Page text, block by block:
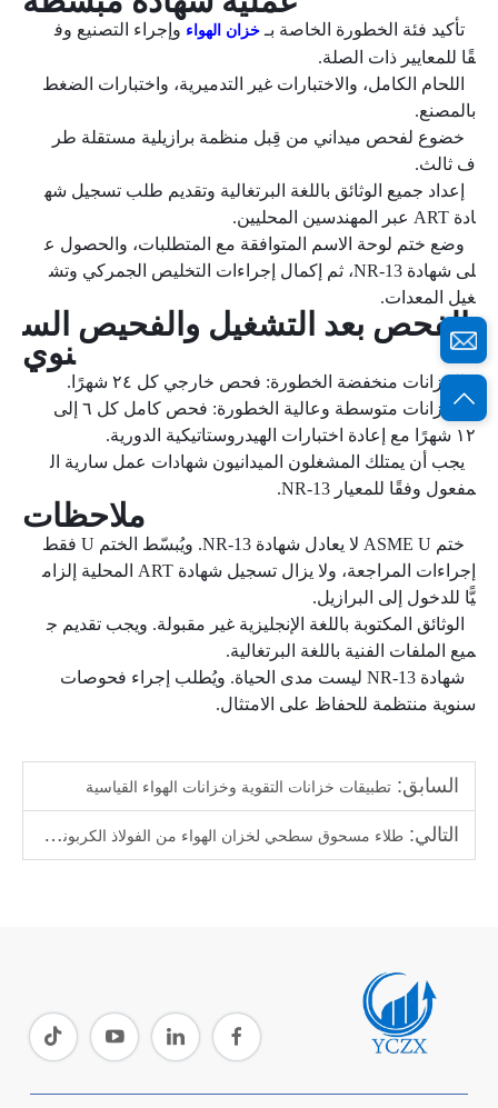
تأكيد فئة الخطورة الخاصة بـ خزان الهواء وإجراء التصنيع وف
قًا للمعايير ذات الصلة.
اللحام الكامل، والاختبارات غير التدميرية، واختبارات الضغط
بالمصنع.
خضوع لفحص ميداني من قِبل منظمة برازيلية مستقلة طر
ف ثالث.
إعداد جميع الوثائق باللغة البرتغالية وتقديم طلب تسجيل شه
ادة ART عبر المهندسين المحليين.
وضع ختم لوحة الاسم المتوافقة مع المتطلبات، والحصول ع
لى شهادة NR-13، ثم إكمال إجراءات التخليص الجمركي وتش
غيل المعدات.
الفحص بعد التشغيل والفحيص الس
نوي
الخزانات منخفضة الخطورة: فحص خارجي كل ٢٤ شهرًا.
الخزانات متوسطة وعالية الخطورة: فحص كامل كل ٦ إلى
١٢ شهرًا مع إعادة اختبارات الهيدروستاتيكية الدورية.
يجب أن يمتلك المشغلون الميدانيون شهادات عمل سارية ال
مفعول وفقًا للمعيار NR-13.
ملاحظات
ختم ASME U لا يعادل شهادة NR-13. ويُبسّط الختم U فقط
إجراءات المراجعة، ولا يزال تسجيل شهادة ART المحلية إلزام
يًّا للدخول إلى البرازيل.
الوثائق المكتوبة باللغة الإنجليزية غير مقبولة. ويجب تقديم ج
ميع الملفات الفنية باللغة البرتغالية.
شهادة NR-13 ليست مدى الحياة. ويُطلب إجراء فحوصات
سنوية منتظمة للحفاظ على الامتثال.
السابق: تطبيقات خزانات التقوية وخزانات الهواء القياسية
التالي: طلاء مسحوق سطحي لخزان الهواء من الفولاذ الكربوني – أملس مقابل قوام قشرة البرتقال